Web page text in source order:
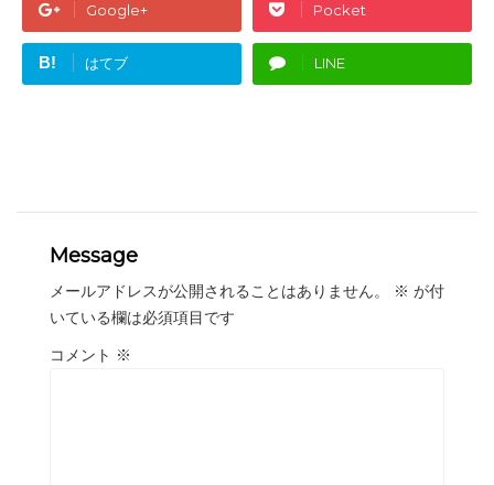
Google+ Pocket
B! はてブ LINE
Message
メールアドレスが公開されることはありません。 ※ が付
いている欄は必須項目です
コメント ※